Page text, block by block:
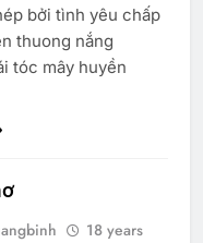
bởi tình yêu chấp
thuong nắng
tóc mây huyền
18 years